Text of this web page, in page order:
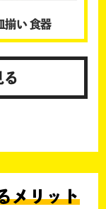
揃い 食器
る
メリット